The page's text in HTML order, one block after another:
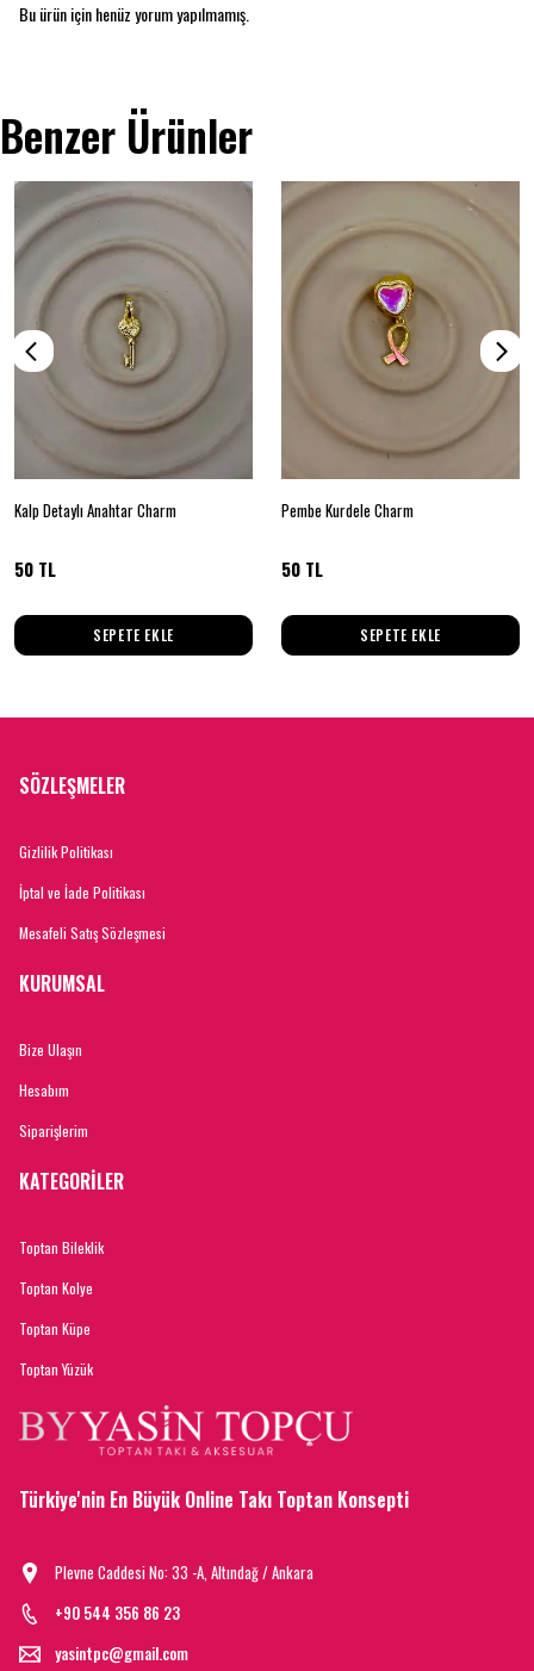
Bu ürün için henüz yorum yapılmamış.
Benzer Ürünler
Kalp Detaylı Anahtar Charm
50 TL
SEPETE EKLE
Pembe Kurdele Charm
50 TL
SEPETE EKLE
SÖZLEŞMELER
Gizlilik Politikası
İptal ve İade Politikası
Mesafeli Satış Sözleşmesi
KURUMSAL
Bize Ulaşın
Hesabım
Siparişlerim
KATEGORİLER
Toptan Bileklik
Toptan Kolye
Toptan Küpe
Toptan Yüzük
Türkiye'nin En Büyük Online Takı Toptan Konsepti
Plevne Caddesi No: 33 -A, Altındağ / Ankara
+90 544 356 86 23
yasintpc@gmail.com